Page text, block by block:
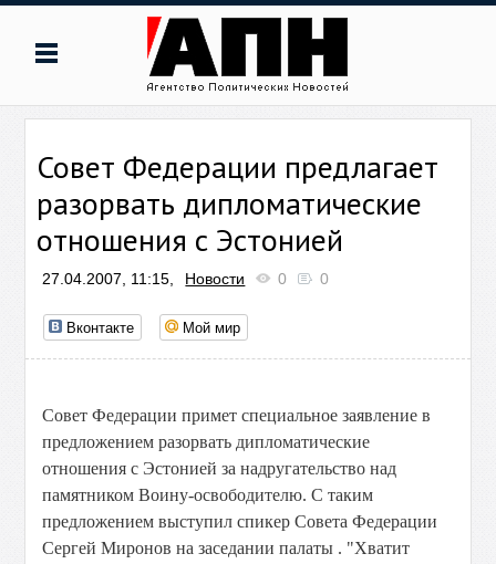
Совет Федерации предлагает
разорвать дипломатические
отношения с Эстонией
27.04.2007, 11:15, Новости 0 0
Вконтакте Мой мир
Совет Федерации примет специальное заявление в
предложением разорвать дипломатические
отношения с Эстонией за надругательство над
памятником Воину-освободителю. С таким
предложением выступил спикер Совета Федерации
Сергей Миронов на заседании палаты . "Хватит